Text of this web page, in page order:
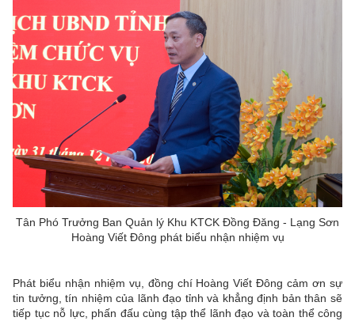
Tân Phó Trưởng Ban Quản lý Khu KTCK Đồng Đăng - Lạng Sơn
Hoàng Viết Đông phát biểu nhận nhiệm vụ
Phát biểu nhận nhiệm vụ, đồng chí Hoàng Viết Đông cảm ơn sự
tin tưởng, tín nhiệm của lãnh đạo tỉnh và khẳng định bản thân sẽ
tiếp tục nỗ lực, phấn đấu cùng tập thể lãnh đạo và toàn thể công